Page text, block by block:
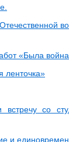
«Была
ленточка»
со
и